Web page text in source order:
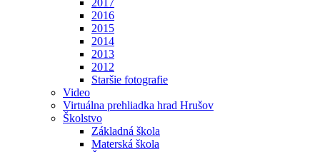
2017
2016
2015
2014
2013
2012
Staršie fotografie
Video
Virtuálna prehliadka hrad Hrušov
Školstvo
Základná škola
Materská škola